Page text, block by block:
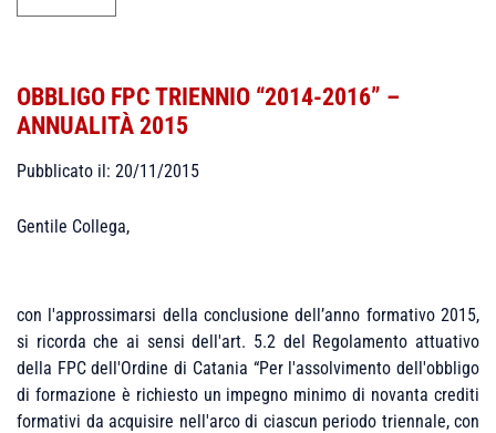
OBBLIGO FPC TRIENNIO “2014-2016” –
ANNUALITÀ 2015
Pubblicato il: 20/11/2015
Gentile Collega,
con l'approssimarsi della conclusione dell’anno formativo 2015,
si ricorda che ai sensi dell'art. 5.2 del Regolamento attuativo
della FPC dell'Ordine di Catania “Per l'assolvimento dell'obbligo
di formazione è richiesto un impegno minimo di novanta crediti
formativi da acquisire nell'arco di ciascun periodo triennale, con